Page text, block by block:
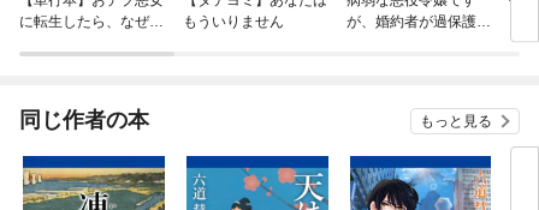
に転生したら、なぜか
もういりません
が、婚約者が過保護す
同じ作者の本 もっと見る